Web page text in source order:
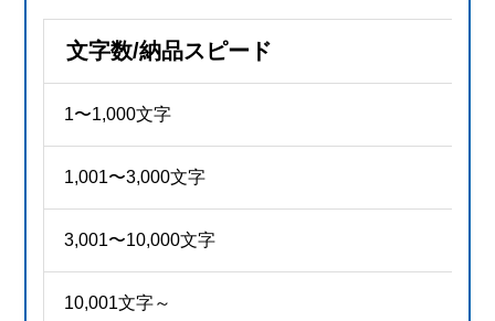
文字数/納品スピード
1〜1,000文字
1,001〜3,000文字
3,001〜10,000文字
10,001文字～